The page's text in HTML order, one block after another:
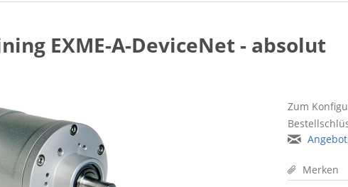
EXME-A-DeviceNet - absolut
Zum
Merken